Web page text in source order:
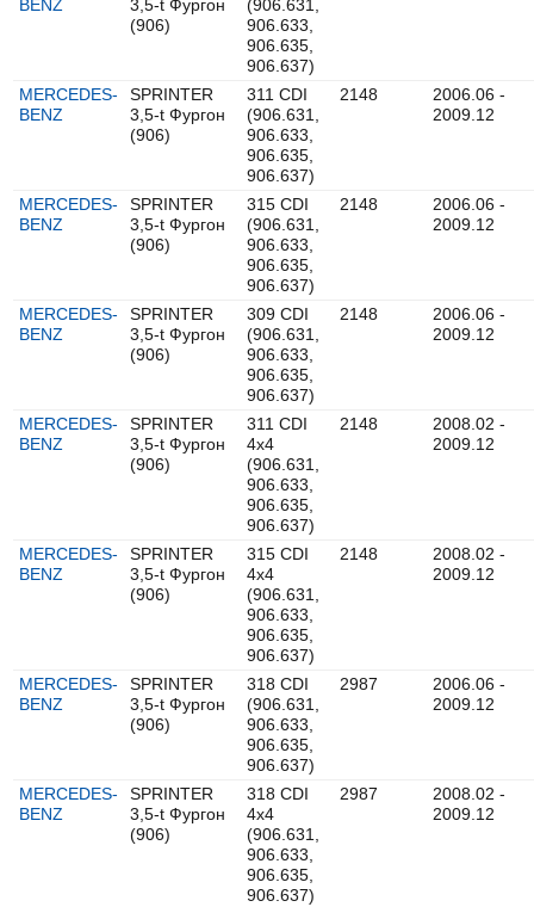
BENZ
3,5-t Фургон
(906)
(906.631,
906.633,
906.635,
906.637)
MERCEDES-
BENZ
SPRINTER
3,5-t Фургон
(906)
311 CDI
(906.631,
906.633,
906.635,
906.637)
2148
2006.06 -
2009.12
MERCEDES-
BENZ
SPRINTER
3,5-t Фургон
(906)
315 CDI
(906.631,
906.633,
906.635,
906.637)
2148
2006.06 -
2009.12
MERCEDES-
BENZ
SPRINTER
3,5-t Фургон
(906)
309 CDI
(906.631,
906.633,
906.635,
906.637)
2148
2006.06 -
2009.12
MERCEDES-
BENZ
SPRINTER
3,5-t Фургон
(906)
311 CDI
4x4
(906.631,
906.633,
906.635,
906.637)
2148
2008.02 -
2009.12
MERCEDES-
BENZ
SPRINTER
3,5-t Фургон
(906)
315 CDI
4x4
(906.631,
906.633,
906.635,
906.637)
2148
2008.02 -
2009.12
MERCEDES-
BENZ
SPRINTER
3,5-t Фургон
(906)
318 CDI
(906.631,
906.633,
906.635,
906.637)
2987
2006.06 -
2009.12
MERCEDES-
BENZ
SPRINTER
3,5-t Фургон
(906)
318 CDI
4x4
(906.631,
906.633,
906.635,
906.637)
2987
2008.02 -
2009.12